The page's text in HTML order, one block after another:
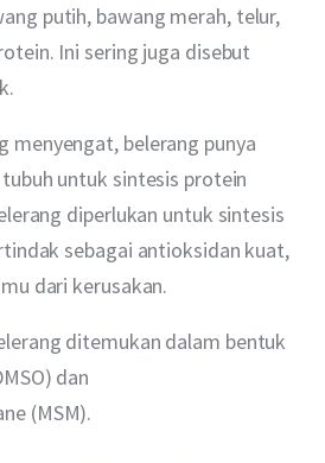
putih, bawang merah, telur,
Ini sering juga disebut
menyengat, belerang punya
untuk sintesis protein
diperlukan untuk sintesis
sebagai antioksidan kuat,
dari kerusakan.
ditemukan dalam bentuk
dan
(MSM).